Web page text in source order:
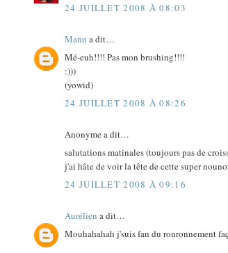
24 JUILLET 2008 À 08:03
Mann a dit…
Mé-euh!!!! Pas mon brushing!!!!
:)))
(yowid)
24 JUILLET 2008 À 08:26
Anonyme a dit…
salutations matinales (toujours pas de
j'ai hâte de voir la tête de cette super
24 JUILLET 2008 À 09:16
Aurélien a dit…
Mouhahahah j'suis fan du ronronnement